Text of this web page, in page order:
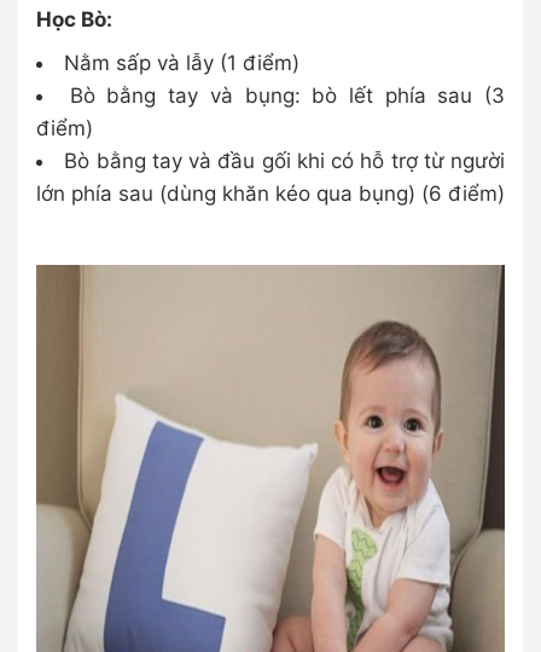
Học Bò:
Nằm sấp và lẫy (1 điểm)
Bò bằng tay và bụng: bò lết phía sau (3
điểm)
Bò bằng tay và đầu gối khi có hỗ trợ từ người
lớn phía sau (dùng khăn kéo qua bụng) (6 điểm)